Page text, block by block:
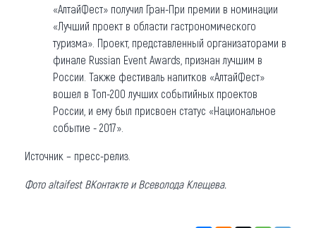
«АлтайФест» получил Гран-При премии в номинации
«Лучший проект в области гастрономического
туризма». Проект, представленный организаторами в
финале Russian Event Awards, признан лучшим в
России. Также фестиваль напитков «АлтайФест»
вошел в Топ-200 лучших событийных проектов
России, и ему был присвоен статус «Национальное
событие - 2017».
Источник – пресс-релиз.
Фото altaifestВКонтакте и Всеволода Клещева.